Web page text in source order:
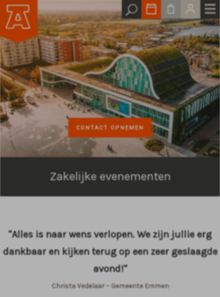
CONTACT OPNEMEN
Zakelijke evenementen
"Alles is naar wens verlopen. We zijn jullie erg
dankbaar en kijken terug op een zeer geslaagde
avond!"
Christa Vedelaar – Gemeente Emmen